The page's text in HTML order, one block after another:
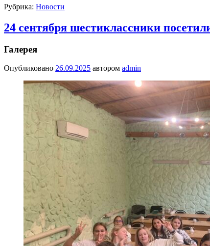
Рубрика: Новости
24 сентября шестиклассники
Галерея
Опубликовано 26.09.2025 автором admin